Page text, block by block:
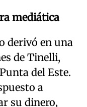
mediática
derivó en una
de Tinelli,
del Este.
a
su dinero,